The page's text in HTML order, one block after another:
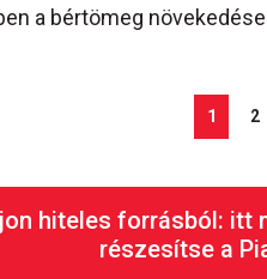
a bértömeg
1 2
hiteles forrásból: itt
részesítse a